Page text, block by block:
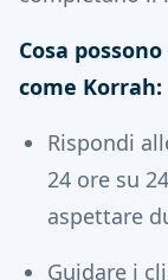
Cosa
come Korrah:
Rispondi
24 ore su
aspettare
Guidare i